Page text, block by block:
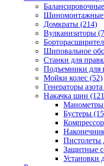
Шиномонтажные
Домкраты (214)
Вулканизаторы
Шиповальное
Станки для
Подъемники для
Мойки колес (52)
Генераторы азота
Накачка шин
Манометры
Бустеры
Пистолеты
Защитные
Установки